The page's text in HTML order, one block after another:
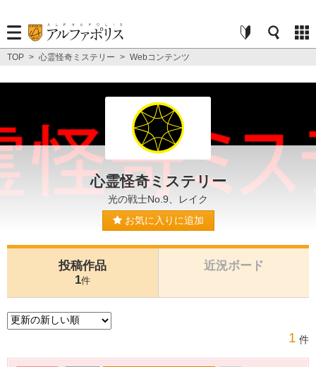
TOP > 心霊怪奇ミステリー > Webコンテンツ
心霊怪奇ミステリー
光の戦士No.9、レイク
お気に入りに追加
投稿作品
1件
近況ボード
1 件